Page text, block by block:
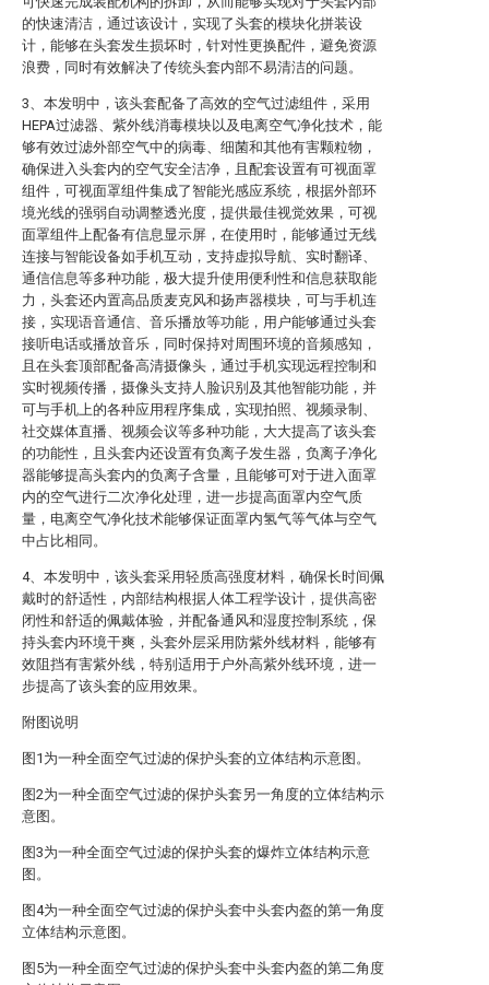
的快速清洁，通过该设计，实现了头套的模块化拼装设
计，能够在头套发生损坏时，针对性更换配件，避免资源
浪费，同时有效解决了传统头套内部不易清洁的问题。
3、本发明中，该头套配备了高效的空气过滤组件，采用
HEPA过滤器、紫外线消毒模块以及电离空气净化技术，能
够有效过滤外部空气中的病毒、细菌和其他有害颗粒物，
确保进入头套内的空气安全洁净，且配套设置有可视面罩
组件，可视面罩组件集成了智能光感应系统，根据外部环
境光线的强弱自动调整透光度，提供最佳视觉效果，可视
面罩组件上配备有信息显示屏，在使用时，能够通过无线
连接与智能设备如手机互动，支持虚拟导航、实时翻译、
通信信息等多种功能，极大提升使用便利性和信息获取能
力，头套还内置高品质麦克风和扬声器模块，可与手机连
接，实现语音通信、音乐播放等功能，用户能够通过头套
接听电话或播放音乐，同时保持对周围环境的音频感知，
且在头套顶部配备高清摄像头，通过手机实现远程控制和
实时视频传播，摄像头支持人脸识别及其他智能功能，并
可与手机上的各种应用程序集成，实现拍照、视频录制、
社交媒体直播、视频会议等多种功能，大大提高了该头套
的功能性，且头套内还设置有负离子发生器，负离子净化
器能够提高头套内的负离子含量，且能够可对于进入面罩
内的空气进行二次净化处理，进一步提高面罩内空气质
量，电离空气净化技术能够保证面罩内氢气等气体与空气
中占比相同。
4、本发明中，该头套采用轻质高强度材料，确保长时间佩
戴时的舒适性，内部结构根据人体工程学设计，提供高密
闭性和舒适的佩戴体验，并配备通风和湿度控制系统，保
持头套内环境干爽，头套外层采用防紫外线材料，能够有
效阻挡有害紫外线，特别适用于户外高紫外线环境，进一
步提高了该头套的应用效果。
附图说明
图1为一种全面空气过滤的保护头套的立体结构示意图。
图2为一种全面空气过滤的保护头套另一角度的立体结构示
意图。
图3为一种全面空气过滤的保护头套的爆炸立体结构示意
图。
图4为一种全面空气过滤的保护头套中头套内盔的第一角度
立体结构示意图。
图5为一种全面空气过滤的保护头套中头套内盔的第二角度